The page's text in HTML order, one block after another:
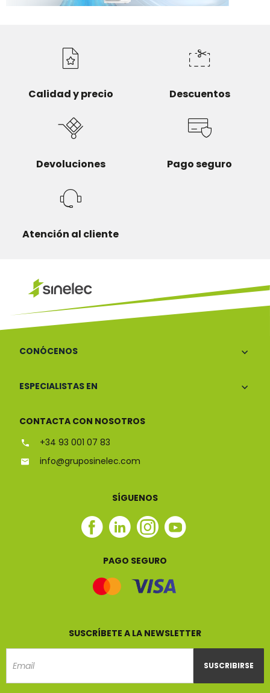
Calidad y precio Descuentos
Devoluciones Pago seguro
Atención al cliente
CONÓCENOS
ESPECIALISTAS EN
CONTACTA CON NOSOTROS
+34 93 001 07 83
info@gruposinelec.com
SÍGUENOS
Facebook
Linkedin
Instagram
Youtube
PAGO SEGURO
SUSCRÍBETE A LA NEWSLETTER
SUSCRIBIRSE